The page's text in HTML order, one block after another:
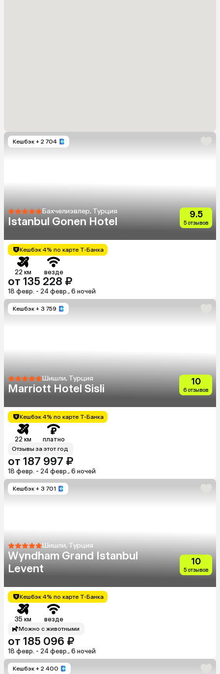
Кешбэк + 2 704
Бахчелиэвлер, Турция
Istanbul Gonen Hotel
9.5
5 отзывов
Кешбэк 4% по карте Т-Банка
22 км везде
от 135 228 ₽
18 февр. - 24 февр., 6 ночей
Кешбэк + 3 759
Шишли, Турция
Marriott Hotel Sisli
10
6 отзывов
Кешбэк 4% по карте Т-Банка
22 км платно
Отзывы за этот год
от 187 997 ₽
18 февр. - 24 февр., 6 ночей
Кешбэк + 3 701
Шишли, Турция
Wyndham Grand Istanbul
Levent
10
5 отзывов
Кешбэк 4% по карте Т-Банка
35 км везде
Можно с животными
от 185 096 ₽
18 февр. - 24 февр., 6 ночей
Кешбэк + 2 400